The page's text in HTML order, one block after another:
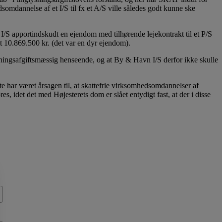
af et I/S til fx et A/S ville således godt kunne ske
apportindskudt en ejendom med tilhørende lejekontrakt til et P/S
kr. (det var en dyr ejendom).
henseende, og at By & Havn I/S derfor ikke skulle
været årsagen til, at skattefrie virksomhedsomdannelser af
idet det med Højesterets dom er slået entydigt fast, at der i disse